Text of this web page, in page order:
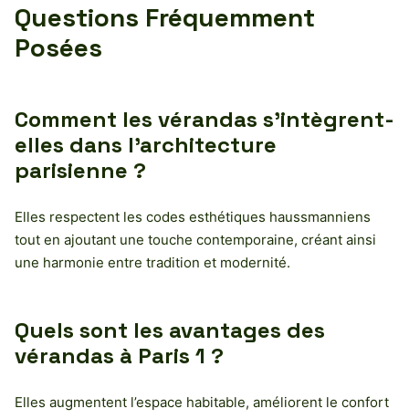
Questions Fréquemment
Posées
Comment les vérandas s’intègrent-
elles dans l’architecture
parisienne ?
Elles respectent les codes esthétiques haussmanniens
tout en ajoutant une touche contemporaine, créant ainsi
une harmonie entre tradition et modernité.
Quels sont les avantages des
vérandas à Paris 1 ?
Elles augmentent l’espace habitable, améliorent le confort